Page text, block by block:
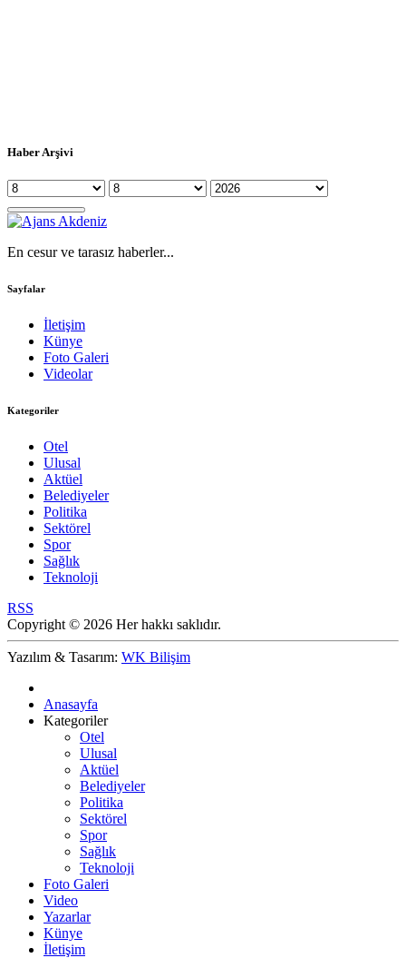
Haber Arşivi
En cesur ve tarasız haberler...
Sayfalar
İletişim
Künye
Foto Galeri
Videolar
Kategoriler
Otel
Ulusal
Aktüel
Belediyeler
Politika
Sektörel
Spor
Sağlık
Teknoloji
RSS
Copyright © 2026 Her hakkı saklıdır.
Yazılım & Tasarım: WK Bilişim
Anasayfa
Kategoriler
Otel
Ulusal
Aktüel
Belediyeler
Politika
Sektörel
Spor
Sağlık
Teknoloji
Foto Galeri
Video
Yazarlar
Künye
İletişim